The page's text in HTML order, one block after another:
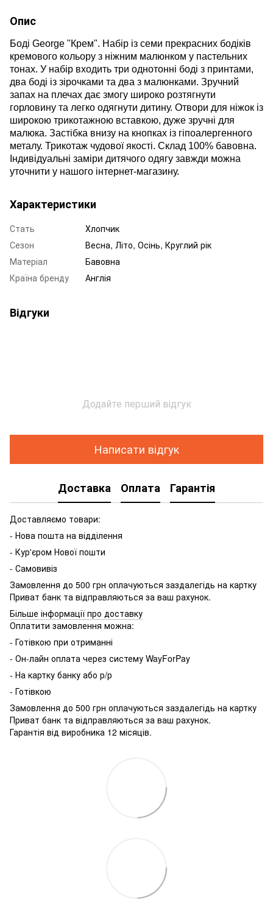
Опис
Боді George "Крем". Набір із семи прекрасних бодіків
кремового кольору з ніжним малюнком у пастельних
тонах. У набір входить три однотонні боді з принтами,
два боді із зірочками та два з малюнками. Зручний
запах на плечах дає змогу широко розтягнути
горловину та легко одягнути дитину. Отвори для ніжок із
широкою трикотажною вставкою, дуже зручні для
малюка. Застібка внизу на кнопках із гіпоалергенного
металу. Трикотаж чудової якості. Склад 100% бавовна.
Індивідуальні заміри дитячого одягу завжди можна
уточнити у нашого інтернет-магазину.
Характеристики
Стать
Хлопчик
Сезон
Весна, Літо, Осінь, Круглий рік
Матеріал
Бавовна
Країна бренду
Англія
Відгуки
Додайте перший відгук
Написати відгук
Доставка Оплата Гарантія
Доставляємо товари:
- Нова пошта на відділення
- Кур'єром Нової пошти
- Самовивіз
Замовлення до 500 грн оплачуються заздалегідь на картку
Приват банк та відправляються за ваш рахунок.
Більше інформації про доставку
Оплатити замовлення можна:
- Готівкою при отриманні
- Он-лайн оплата через систему WayForPay
- На картку банку або р/р
- Готівкою
Замовлення до 500 грн оплачуються заздалегідь на картку
Приват банк та відправляються за ваш рахунок.
Гарантія від виробника 12 місяців.